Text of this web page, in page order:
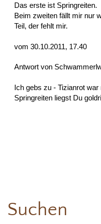
Das erste ist Springreiten.
Beim zweiten fällt mir nur
Teil, der fehlt mir.
vom 30.10.2011, 17.40
Antwort von
Ich gebs zu - Tizianrot
Springreiten liegst Du
Suchen